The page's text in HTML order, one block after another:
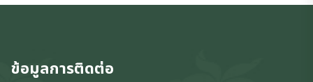
ข้อมูลการติดต่อ